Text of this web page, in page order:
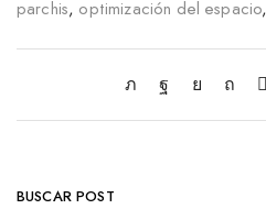
parchis, optimización del espacio,
BUSCAR POST